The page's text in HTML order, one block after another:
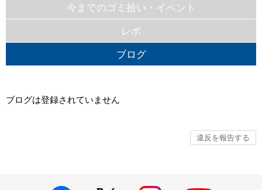
今までのゴミ拾い・イベント
レポ
ブログ
ブログは登録されていません